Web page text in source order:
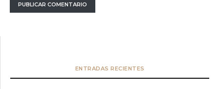
ENTRADAS RECIENTES